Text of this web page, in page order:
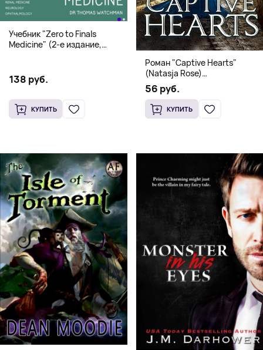
Учебник "Zero to Finals
Medicine" (2-е издание,
138 руб.
КУПИТЬ
Роман "Captive Hearts"
(Natasja Rose)
Романтическое фэнтези
56 руб.
КУПИТЬ